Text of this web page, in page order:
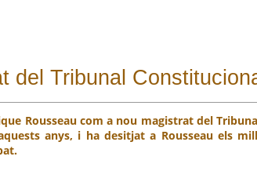
del Tribunal
Rousseau com a nou magistrat del
anys, i ha desitjat a Rousseau els